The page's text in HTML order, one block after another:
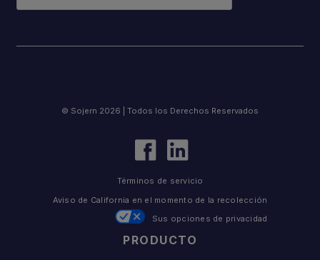
PRODUCTO
© Sojern 2026 | Todos los Derechos Reservados
Términos de servicio
Aviso de California en el momento de la recolección
Sus opciones de privacidad